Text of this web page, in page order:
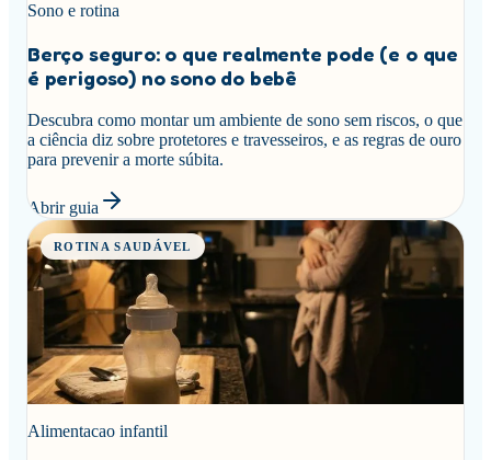
Sono e rotina
Berço seguro: o que realmente pode (e o que
é perigoso) no sono do bebê
Descubra como montar um ambiente de sono sem riscos, o que
a ciência diz sobre protetores e travesseiros, e as regras de ouro
para prevenir a morte súbita.
Abrir guia
ROTINA SAUDÁVEL
Alimentacao infantil